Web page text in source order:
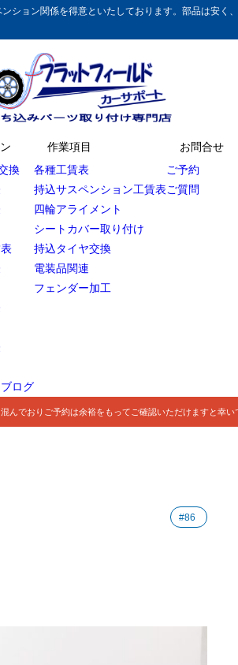
ョン関係を得意といたしております。部品は安
換
ログ
作業項目
各種工賃表
持込サスペンション工賃表
四輪アライメント
シートカバー取り付け
持込タイヤ交換
電装品関連
フェンダー加工
お問合せ
ご予約
ご質問
んでおりご予約は余裕をもってご確認いただけますと幸い
#86